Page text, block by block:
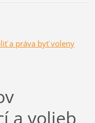
a práva byť voleny
a volieb